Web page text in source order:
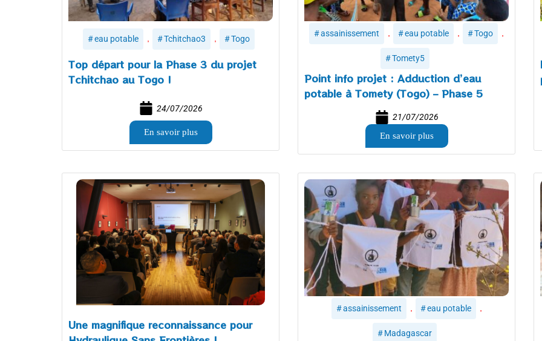
eau potable , Tchitchao3 , Togo
Top départ pour la Phase 3 du projet
Tchitchao au Togo !
24/07/2026
En savoir plus
assainissement , eau potable , Togo ,
Tomety5
Point info projet : Adduction d’eau
potable à Tomety (Togo) – Phase 5
21/07/2026
En savoir plus
Une magnifique reconnaissance pour
assainissement , eau potable ,
Madagascar